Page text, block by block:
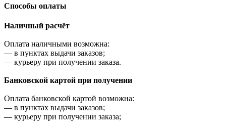
Cпособы оплаты
Наличный расчёт
Оплата наличными возможна:
— в пунктах выдачи заказов;
— курьеру при получении заказа.
Банковской картой при получении
Оплата банковской картой возможна:
— в пунктах выдачи заказов;
— курьеру при получении заказа;